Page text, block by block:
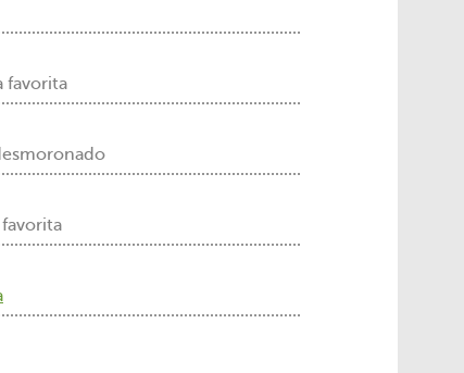
favorita